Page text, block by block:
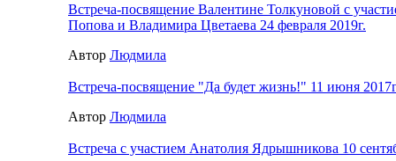
Встреча-посвящение Валентине Толкуновой с
Попова и Владимира Цветаева 24 февраля 2019г.
Автор Людмила
Встреча-посвящение "Да будет жизнь!" 11 июня
Автор Людмила
Встреча с участием Анатолия Ядрышникова 10